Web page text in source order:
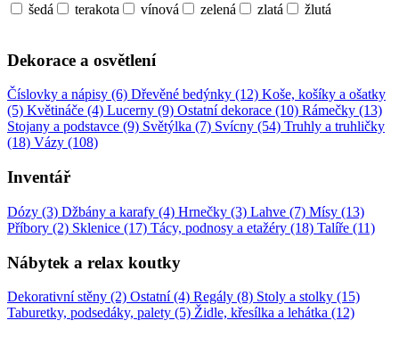
šedá
terakota vínová zelená zlatá žlutá
Dekorace a osvětlení
Číslovky a nápisy (6) Dřevěné bedýnky (12) Koše, košíky a ošatky
(5) Květináče (4) Lucerny (9) Ostatní dekorace (10) Rámečky (13)
Stojany a podstavce (9) Světýlka (7) Svícny (54) Truhly a truhličky
(18) Vázy (108)
Inventář
Dózy (3) Džbány a karafy (4) Hrnečky (3) Lahve (7) Mísy (13)
Příbory (2) Sklenice (17) Tácy, podnosy a etažéry (18) Talíře (11)
Nábytek a relax koutky
Dekorativní stěny (2) Ostatní (4) Regály (8) Stoly a stolky (15)
Taburetky, podsedáky, palety (5) Židle, křesílka a lehátka (12)